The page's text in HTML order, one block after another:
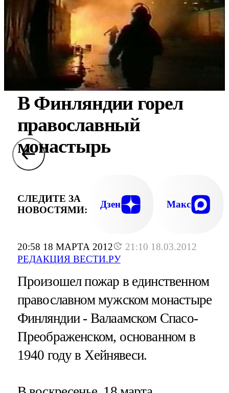
20:58 18 МАРТА 2012
21:10 18.03.2012
РЕДАКЦИЯ ВЕСТИ.РУ
В Финляндии горел
православный
монастырь
СЛЕДИТЕ ЗА
НОВОСТЯМИ:
Дзен Макс
Произошел пожар в единственном
православном мужском монастыре
Финляндии - Валаамском Спасо-
Преображенском, основанном в
1940 году в Хейнявеси.